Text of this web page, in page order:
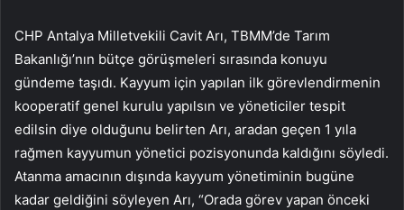
CHP Antalya Milletvekili Cavit Arı, TBMM’de Tarım
Bakanlığı’nın bütçe görüşmeleri sırasında konuyu
gündeme taşıdı. Kayyum için yapılan ilk görevlendirmenin
kooperatif genel kurulu yapılsın ve yöneticiler tespit
edilsin diye olduğunu belirten Arı, aradan geçen 1 yıla
rağmen kayyumun yönetici pozisyonunda kaldığını söyledi.
Atanma amacının dışında kayyum yönetiminin bugüne
kadar geldiğini söyleyen Arı, “Orada görev yapan önceki